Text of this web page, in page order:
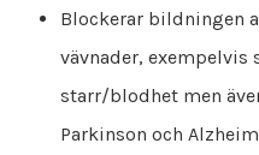
Blockerar bildningen
vävnader, exempelvis
starr/blodhet men
Parkinson och